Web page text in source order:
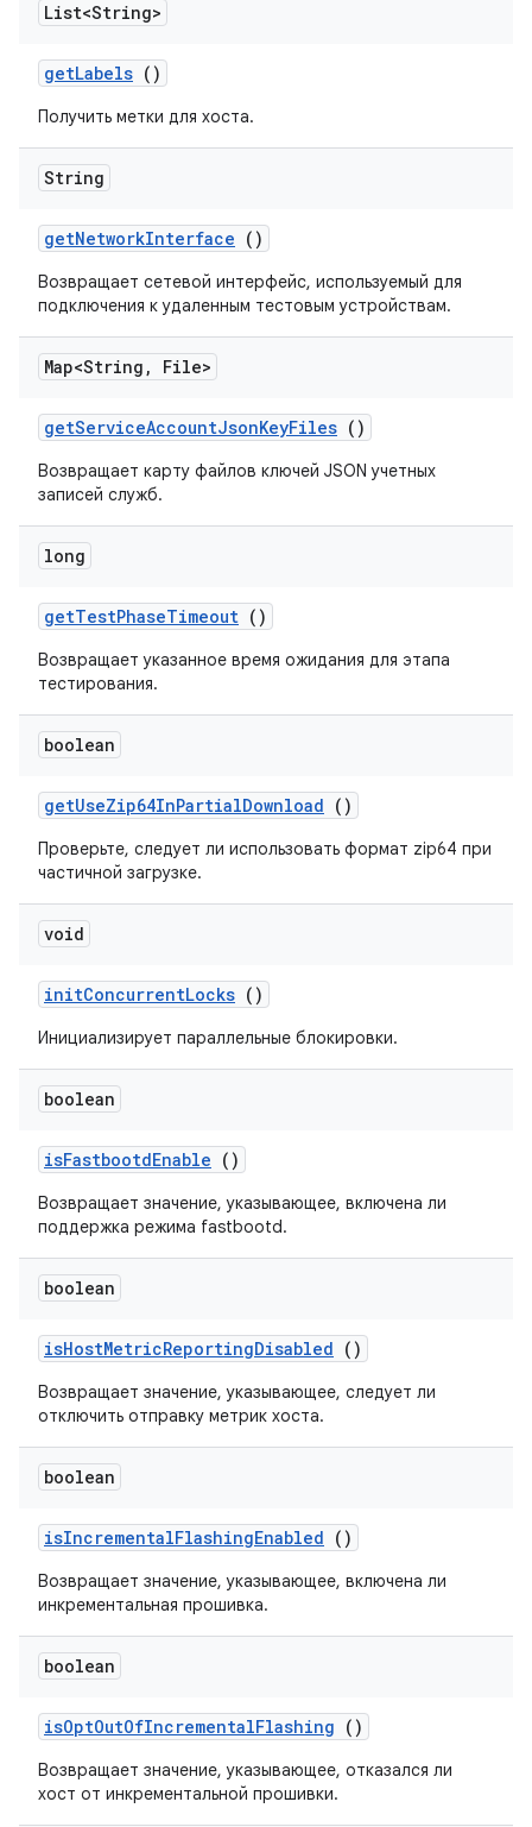
List<String>
getLabels ()
Получить метки для хоста.
String
getNetworkInterface ()
Возвращает сетевой интерфейс, используемый для
подключения к удаленным тестовым устройствам.
Map<String , File>
getServiceAccountJsonKeyFiles ()
Возвращает карту файлов ключей JSON учетных
записей служб.
long
getTestPhaseTimeout ()
Возвращает указанное время ожидания для этапа
тестирования.
boolean
getUseZip64InPartialDownload ()
Проверьте, следует ли использовать формат zip64 при
частичной загрузке.
void
initConcurrentLocks ()
Инициализирует параллельные блокировки.
boolean
isFastbootdEnable ()
Возвращает значение, указывающее, включена ли
поддержка режима fastbootd.
boolean
isHostMetricReportingDisabled ()
Возвращает значение, указывающее, следует ли
отключить отправку метрик хоста.
boolean
isIncrementalFlashingEnabled ()
Возвращает значение, указывающее, включена ли
инкрементальная прошивка.
boolean
isOptOutOfIncrementalFlashing ()
Возвращает значение, указывающее, отказался ли
хост от инкрементальной прошивки.